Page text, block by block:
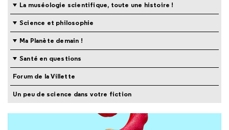
La muséologie scientifique, toute une histoire !
Science et philosophie
Ma Planète demain !
Santé en questions
Forum de la Villette
Un peu de science dans votre fiction